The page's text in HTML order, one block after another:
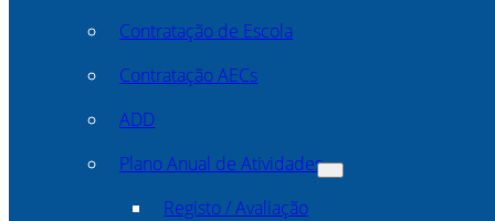
Contratação de Escola
Contratação AECs
ADD
Plano Anual de Atividades
Registo / Avaliação